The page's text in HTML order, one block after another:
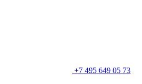
+7 495 649 05 73